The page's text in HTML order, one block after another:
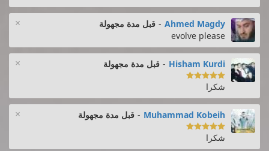
× Ahmed Magdy
- قبل مدة مجهولة
evolve please
× Hisham Kurdi
- قبل مدة مجهولة

شكرا
× Muhammad Kobeih
- قبل مدة مجهولة

شكرا